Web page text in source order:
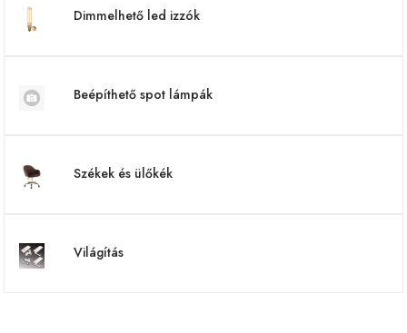
Dimmelhető led izzók
Beépíthető spot lámpák
Székek és ülőkék
Világítás